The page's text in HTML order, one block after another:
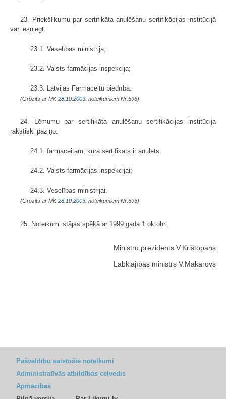
23. Priekšlikumu par sertifikāta anulēšanu sertifikācijas institūcijā
var iesniegt:
23.1. Veselības ministrija;
23.2. Valsts farmācijas inspekcija;
23.3. Latvijas Farmaceitu biedrība.
(Grozīts ar MK28.10.2003. noteikumiem Nr.596)
24. Lēmumu par sertifikāta anulēšanu sertifikācijas institūcija
rakstiski paziņo:
24.1. farmaceitam, kura sertifikāts ir anulēts;
24.2. Valsts farmācijas inspekcijai;
24.3. Veselības ministrijai.
(Grozīts ar MK28.10.2003. noteikumiem Nr.596)
25. Noteikumi stājas spēkā ar 1999.gada 1.oktobri.
Ministru prezidents V.Krištopans
Labklājības ministrs V.Makarovs
Pašvaldību saistošie noteikumi
Administratīvās atbildības ceļvedis
Apmācības